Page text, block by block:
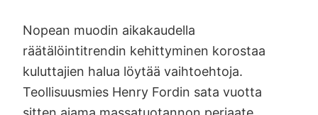
Nopean muodin aikakaudella
räätälöintitrendin kehittyminen korostaa
kuluttajien halua löytää vaihtoehtoja.
Teollisuusmies Henry Fordin sata vuotta